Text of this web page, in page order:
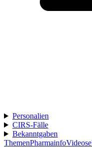
Personalien
CIRS-Fälle
Bekanntgaben
ThemenPharmainfoVideos